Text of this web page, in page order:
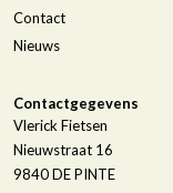
Contact
Nieuws
Contactgegevens
Vlerick Fietsen
Nieuwstraat 16
9840DE PINTE